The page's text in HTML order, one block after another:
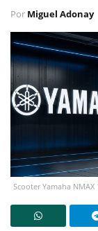
Por Miguel Adonay
Scooter Yamaha